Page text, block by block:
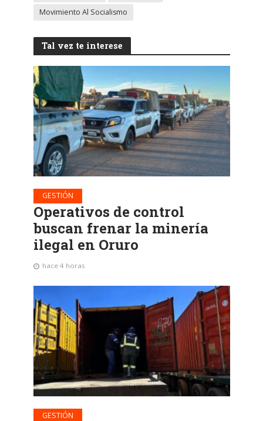
Movimiento Al Socialismo
Tal vez te interese
GESTIÓN
Operativos de control
buscan frenar la minería
ilegal en Oruro
hace 4 horas
GESTIÓN